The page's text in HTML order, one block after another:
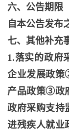
六、公告期限
自本公告发布
七、其他补充
1.落实的政府
企业发展政策
产品政策③政
政府采购支持
进残疾人就业